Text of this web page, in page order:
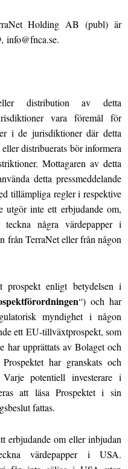
Holding AB (publ) är
info@fnca.se.
distribution av detta
vara föremål för
i de jurisdiktioner där detta
distribuerats bör informera
Mottagaren av detta
detta pressmeddelande
tillämpliga regler i respektive
utgör inte ett erbjudande om,
några värdepapper i
från TerraNet eller från någon
prospekt enligt betydelsen i
“) och har
myndighet i någon
ett EU-tillväxtprospekt, som
har upprättats av Bolaget och
har granskats och
potentiell investerare i
att läsa Prospektet i sin
fattas.
erbjudande om eller inbjudan
värdepapper i USA.